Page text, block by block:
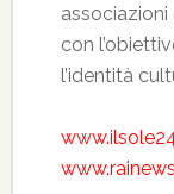
associazioni
con
l’identità